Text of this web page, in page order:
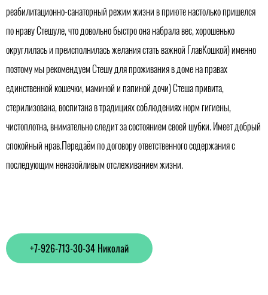
реабилитационно-санаторный режим жизни в приюте настолько пришелся
по нраву Стешуле, что довольно быстро она набрала вес, хорошенько
округлилась и преисполнилась желания стать важной ГлавКошкой) именно
поэтому мы рекомендуем Стешу для проживания в доме на правах
единственной кошечки, маминой и папиной дочи) Стеша привита,
стерилизована, воспитана в традициях соблюдениях норм гигиены,
чистоплотна, внимательно следит за состоянием своей шубки. Имеет добрый
спокойный нрав.Передаём по договору ответственного содержания с
последующим неназойливым отслеживанием жизни.
+7-926-713-30-34 Николай